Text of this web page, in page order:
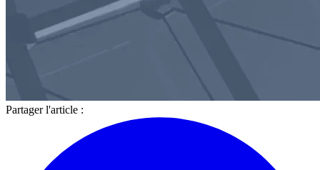
Partager l'article :